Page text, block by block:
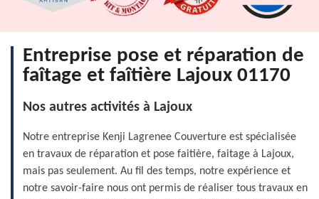
Entreprise pose et réparation de
faîtage et faîtière Lajoux 01170
Nos autres activités à Lajoux
Notre entreprise Kenji Lagrenee Couverture est spécialisée
en travaux de réparation et pose faitière, faitage à Lajoux,
mais pas seulement. Au fil des temps, notre expérience et
notre savoir-faire nous ont permis de réaliser tous travaux en